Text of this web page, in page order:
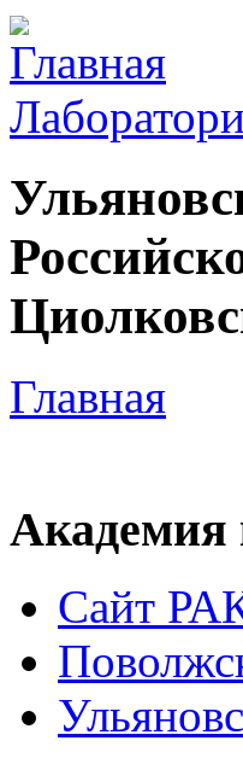
Главная
Академия
Сайт